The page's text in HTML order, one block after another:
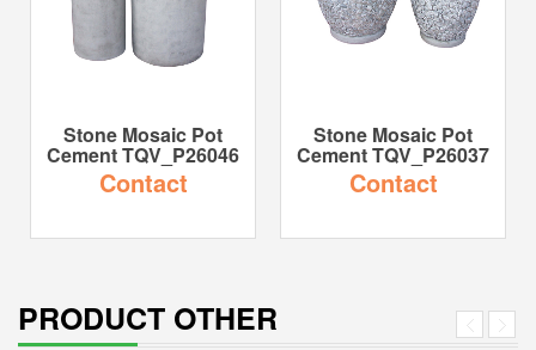
Stone Mosaic Pot
Cement TQV_P26046
Contact
Stone Mosaic Pot
Cement TQV_P26037
Contact
PRODUCT OTHER